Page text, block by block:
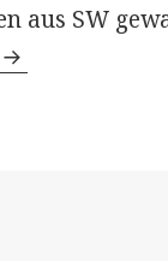
aus SW
Yari